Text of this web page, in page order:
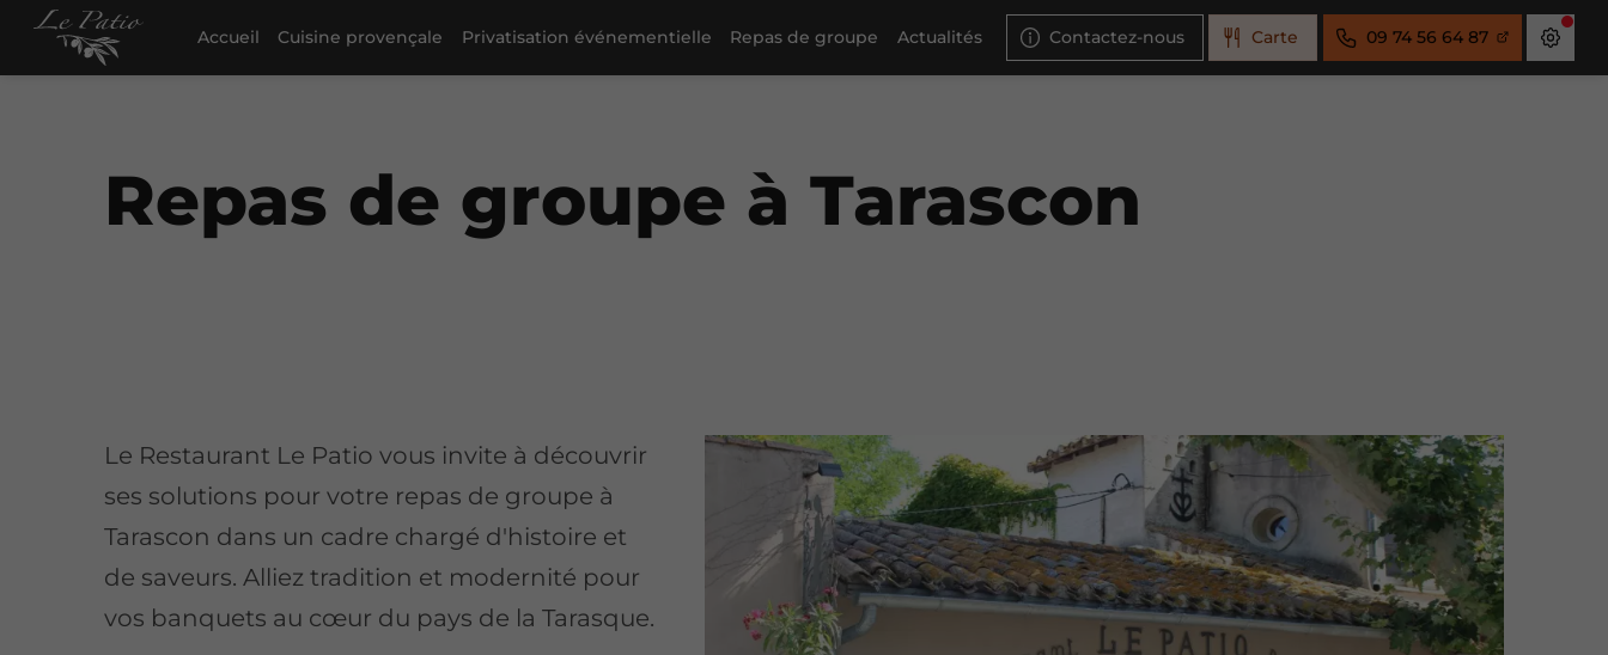
Accueil Cuisine provençale Privatisation événementielle Repas de groupe Actualités Contactez-nous Carte 09 74 56 64 87
Repas de groupe à Tarascon
Le Restaurant Le Patio vous invite à découvrir
ses solutions pour votre repas de groupe à
Tarascon dans un cadre chargé d'histoire et
de saveurs. Alliez tradition et modernité pour
vos banquets au cœur du pays de la Tarasque.